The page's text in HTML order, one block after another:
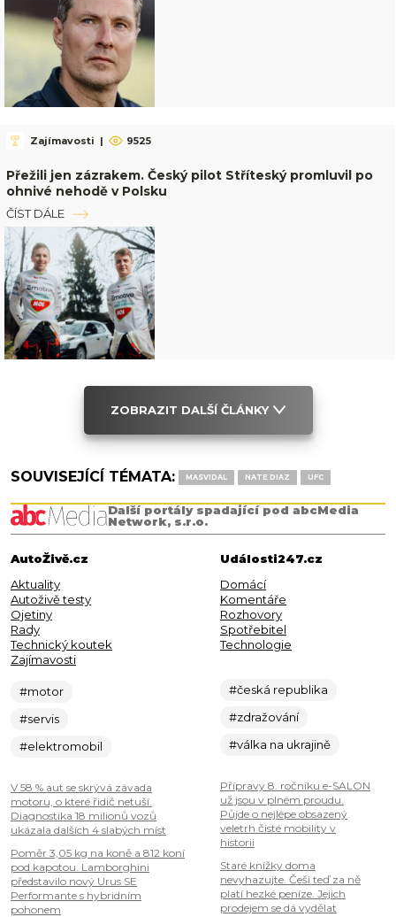
Zajímavosti | 9525
Přežili jen zázrakem. Český pilot Stříteský promluvil po
ohnivé nehodě v Polsku
ČÍST DÁLE
ZOBRAZIT DALŠÍ ČLÁNKY
SOUVISEJÍCÍ TÉMATA: MASVIDAL NATE DIAZ UFC
Další portály spadající pod abcMedia
Network, s.r.o.
AutoŽivě.cz
Aktuality
Autoživě testy
Ojetiny
Rady
Technický koutek
Zajímavosti
#motor
#servis
#elektromobil
V 58 % aut se skrývá závada
motoru, o které řidič netuší.
Diagnostika 18 milionů vozů
ukázala dalších 4 slabých míst
Poměr 3,05 kg na koně a 812 koní
pod kapotou. Lamborghini
představilo nový Urus SE
Performante s hybridním
pohonem
Události247.cz
Domácí
Komentáře
Rozhovory
Spotřebitel
Technologie
#česká republika
#zdražování
#válka na ukrajině
Přípravy 8. ročníku e-SALON
už jsou v plném proudu.
Půjde o nejlépe obsazený
veletrh čisté mobility v
historii
Staré knížky doma
nevyhazujte. Češi teď za ně
platí hezké peníze. Jejich
prodejem se dá vydělat